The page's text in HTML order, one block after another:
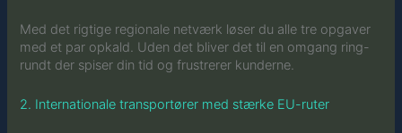
Med det rigtige regionale netværk løser du alle tre opgaver
med et par opkald. Uden det bliver det til en omgang ring-
rundt der spiser din tid og frustrerer kunderne.
2. Internationale transportører med stærke EU-ruter